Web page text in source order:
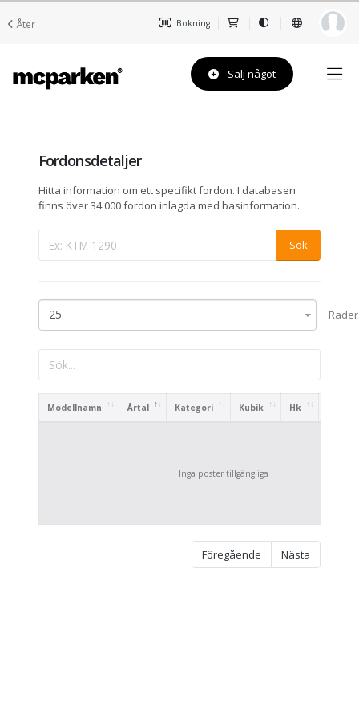
Åter Bokning
Sälj något
Fordonsdetaljer
Hitta information om ett specifikt fordon. I databasen
finns över 34.000 fordon inlagda med basinformation.
25 Rader
Modellnamn Årtal Kategori Kubik Hk
Inga poster tillgängliga
Föregående Nästa